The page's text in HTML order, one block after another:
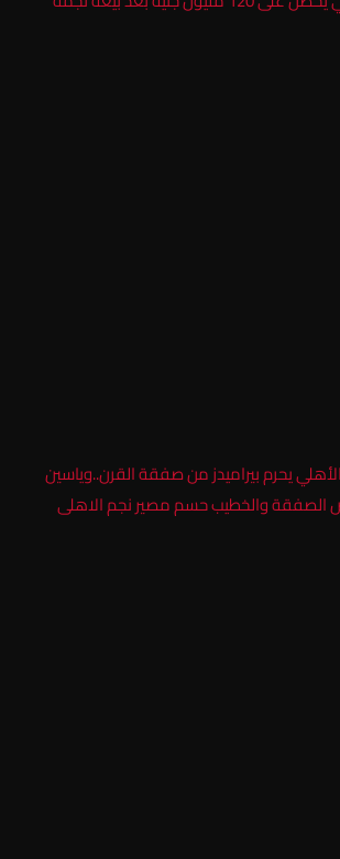
يحرم بيراميدز من صفقة القرن..وياسين
الصفقة والخطيب حسم مصير نجم الاهلى